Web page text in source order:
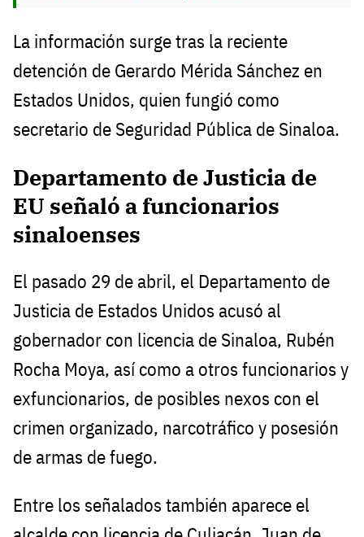
La información surge tras la reciente
detención de Gerardo Mérida Sánchez en
Estados Unidos, quien fungió como
secretario de Seguridad Pública de Sinaloa.
Departamento de Justicia de
EU señaló a funcionarios
sinaloenses
El pasado 29 de abril, el Departamento de
Justicia de Estados Unidos acusó al
gobernador con licencia de Sinaloa, Rubén
Rocha Moya, así como a otros funcionarios y
exfuncionarios, de posibles nexos con el
crimen organizado, narcotráfico y posesión
de armas de fuego.
Entre los señalados también aparece el